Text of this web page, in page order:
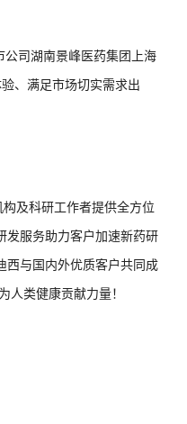
司湖南景峰医药集团上海
、满足市场切实需求出
及科研工作者提供全方位
发服务助力客户加速新药研
西与国内外优质客户共同成
类健康贡献力量！